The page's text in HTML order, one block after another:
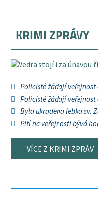
KRIMI ZPRÁVY
Policisté žádají
Policisté žádají
Byla ukradena lebka sv.
Pití na veřejnosti bývá
VÍCE Z KRIMI ZPRÁV